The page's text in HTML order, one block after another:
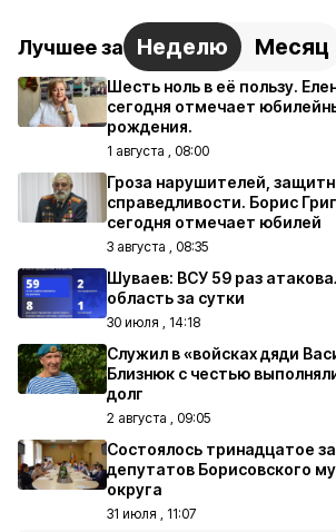
Лучшее за Неделю Месяц
Шесть ноль в её пользу.
сегодня отмечает
рождения.
1 августа , 08:00
Гроза нарушителей,
справедливости. Борис
сегодня отмечает юбилей
3 августа , 08:35
Шуваев: ВСУ 59 раз
область за сутки
30 июля , 14:18
Служил в «войсках дяди
Близнюк с честью
долг
2 августа , 09:05
Состоялось тринадцатое
депутатов Борисовского
округа
31 июля , 11:07